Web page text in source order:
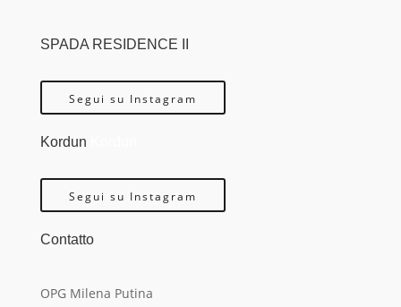
SPADA RESIDENCE II
Segui su Instagram
Kordun
Segui su Instagram
Contatto
OPG Milena Putina